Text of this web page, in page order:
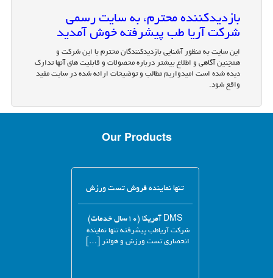
بازدیدکننده محترم، به سایت رسمی
شرکت آریا طب پیشرفته خوش آمدید
این سایت به منظور آشنایی بازدیدکنندگان محترم با این شرکت و
همچنین آگاهی و اطلاع بیشتر درباره محصولات و قابلیت های آنها تدارک
دیده شده است امیدواریم مطالب و توضیحات ارائه شده در سایت مفید
واقع شود.
Our Products
تنها نماینده فروش تست ورزش
DMS آمریکا (۱۰سال خدمات)
شرکت آریاطب پیشرفته تنها نماینده
انحصاری تست ورزش و هولتر […]